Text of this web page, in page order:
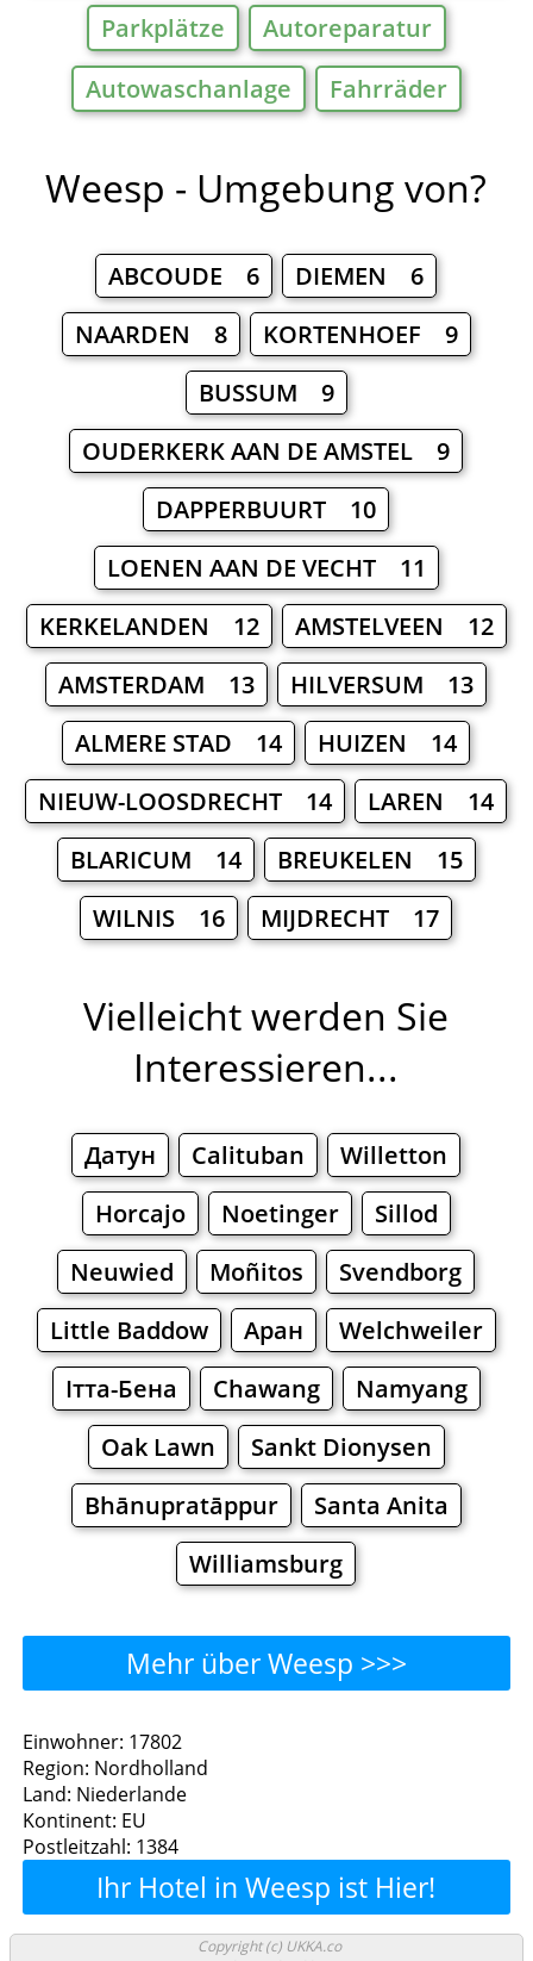
Parkplätze
Autoreparatur
Autowaschanlage
Fahrräder
Weesp - Umgebung von?
ABCOUDE 6
DIEMEN 6
NAARDEN 8
KORTENHOEF 9
BUSSUM 9
OUDERKERK AAN DE AMSTEL 9
DAPPERBUURT 10
LOENEN AAN DE VECHT 11
KERKELANDEN 12
AMSTELVEEN 12
AMSTERDAM 13
HILVERSUM 13
ALMERE STAD 14
HUIZEN 14
NIEUW-LOOSDRECHT 14
LAREN 14
BLARICUM 14
BREUKELEN 15
WILNIS 16
MIJDRECHT 17
Vielleicht werden Sie
Interessieren...
Датун Calituban
Willetton
Horcajo
Noetinger
Sillod
Neuwied
Moñitos
Svendborg
Little Baddow
Аран
Welchweiler
Ітта-Бена
Chawang
Namyang
Oak Lawn
Sankt Dionysen
Bhānupratāppur
Santa Anita
Williamsburg
Mehr über Weesp >>>
Weesp - Wo man essen
Restaurants
Bäckereien
Supermärkte Malls
Einwohner: 17802
Region: Nordholland
Land: Niederlande
Kontinent: EU
Postleitzahl: 1384
Ihr Hotel in Weesp ist Hier!
Copyright (c) UKKA.co